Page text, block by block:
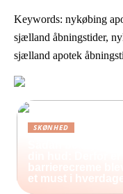
Keywords: nykøbing
sjælland åbningstider,
sjælland apotek
SKØNHED
barrierecreme
et must i